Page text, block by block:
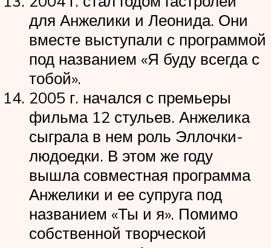
для Анжелики и Леонида. Они
вместе выступали с программой
под названием «Я буду всегда с
тобой».
2005 г. начался с премьеры
фильма 12 стульев. Анжелика
сыграла в нем роль Эллочки-
людоедки. В этом же году
вышла совместная программа
Анжелики и ее супруга под
названием «Ты и я». Помимо
собственной творческой